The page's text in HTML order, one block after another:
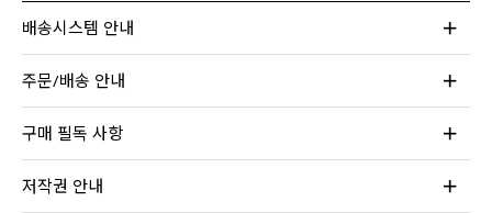
배송시스템 안내
주문/배송 안내
구매 필독 사항
저작권 안내